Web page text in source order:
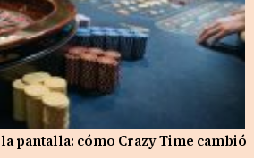
pantalla: cómo Crazy Time cambió